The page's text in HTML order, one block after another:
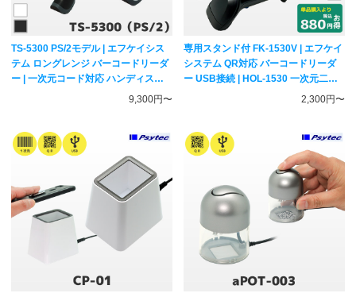
TS-5300 PS/2モデル | エフケイシス
テム ロングレンジ バーコードリーダ
ー | 一次元コード対応 ハンディスキ
9,300円〜
専用スタンド付 FK-1530V | エフケイ
システム QR対応 バーコードリーダ
ー USB接続 | HOL-1530 一次元二次
元コード対応 ハンディスキャナー
2,300円〜